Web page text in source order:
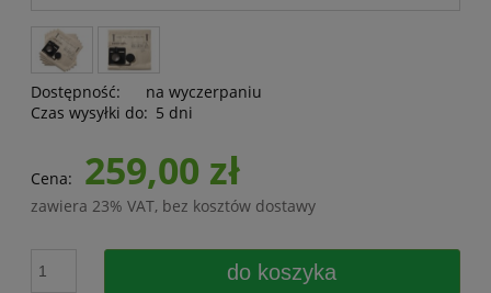
Dostępność:
na wyczerpaniu
Czas wysyłki do: 5 dni
Cena: 259,00 zł
zawiera 23% VAT, bez kosztów dostawy
do koszyka